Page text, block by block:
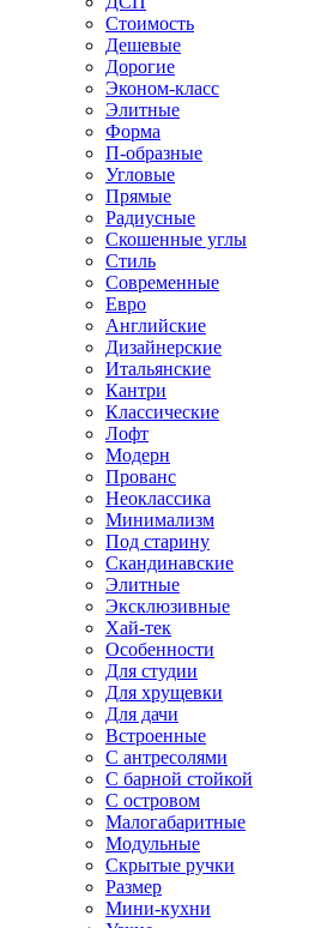
Стоимость
Дешевые
Дорогие
Эконом-класс
Элитные
Форма
П-образные
Угловые
Прямые
Радиусные
Скошенные углы
Стиль
Современные
Евро
Английские
Дизайнерские
Итальянские
Кантри
Классические
Лофт
Модерн
Прованс
Неоклассика
Минимализм
Под старину
Скандинавские
Элитные
Эксклюзивные
Хай-тек
Особенности
Для студии
Для хрущевки
Для дачи
Встроенные
С антресолями
С барной стойкой
С островом
Малогабаритные
Модульные
Скрытые ручки
Размер
Мини-кухни